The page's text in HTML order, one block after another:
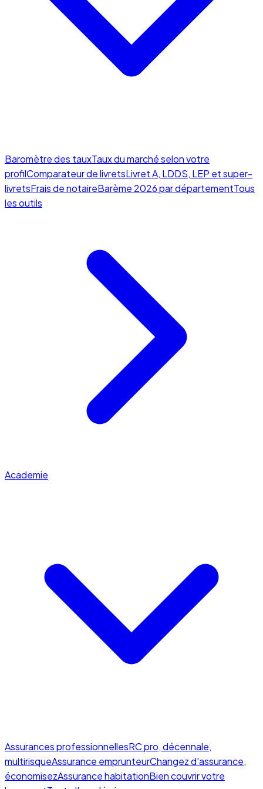
Baromètre des tauxTaux du marché selon votre
profilComparateur de livretsLivret A, LDDS, LEP et super-
livretsFrais de notaireBarème 2026 par départementTous
les outils
Academie
Assurances professionnellesRC pro, décennale,
multirisqueAssurance emprunteurChangez d'assurance,
économisezAssurance habitationBien couvrir votre